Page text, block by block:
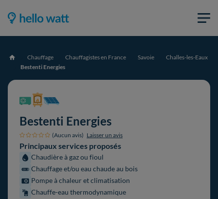
Accueil Chauffage Chauffagistes en France Savoie
Challes-les-Eaux
Bestenti Energies
Bestenti Energies
(Aucun avis) Laisser un avis
Principaux services proposés
Chaudière à gaz ou fioul
Chauffage et/ou eau chaude au bois
Pompe à chaleur et climatisation
Chauffe-eau thermodynamique